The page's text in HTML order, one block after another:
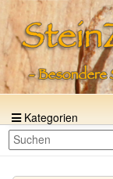
Kategorien